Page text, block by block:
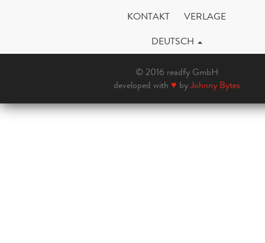
KONTAKT
VERLAGE
DEUTSCH
© 2016 readfy GmbH
developed with ♥ byJohnny Bytes